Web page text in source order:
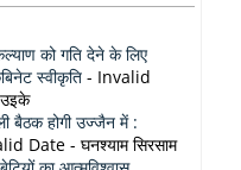
को गति देने के लिए
स्वीकृति - Invalid
बैठक होगी उज्जैन में :
Date - घनश्याम सिरसाम